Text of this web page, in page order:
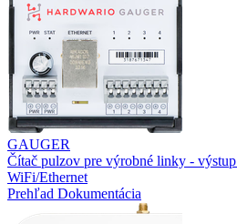
GAUGER
Čítač pulzov pre výrobné linky -
WiFi/Ethernet
Prehľad Dokumentácia